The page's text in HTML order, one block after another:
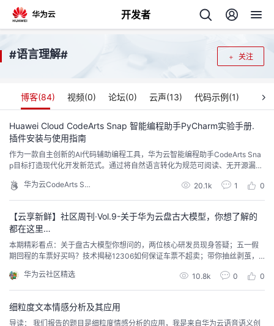
开发者
返
回
个
页
开
关注
#语言理解#
博客(84) 视频(0) 论坛(0) 云声(13) 代码示例(1)
Huawei Cloud CodeArts Snap 智能编程助手PyCharm实验手册.
插件安装与使用指南
作为一款自主创新的AI代码辅助编程工具，华为云智能编程助手CodeArts Sna
p目标打造现代化开发新范式。通过将自然语言转化为规范可阅读、无开源漏洞
odeArts Snap现进入邀测阶段，可即刻下载体验！
华为云CodeArts Snap 20.1k 1 0
【云享新鲜】社区周刊·Vol.9-关于华为云盘古大模型，你想了解的
都在这里…
本期精彩看点：关于盘古大模型你想问的，两位核心研发员现身答疑；五一假
期回程的车票好买吗？技术揭秘12306如何保证车票不超卖；带你抽丝剥茧，
华为云社区精选
10.8k 0 0
细粒度文本情感分析及其应用
导读： 我们报告的题目是细粒度情感分析的应用，我是来自华为云语音语义创